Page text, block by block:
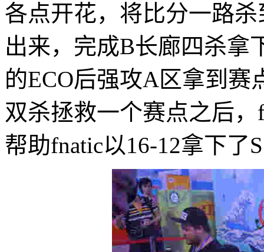
各点开花，将比分一路
出来，完成B长廊四杀拿
的ECO后强攻A区拿到赛
双杀拯救一个赛点之后
帮助fnatic以16-12拿下了